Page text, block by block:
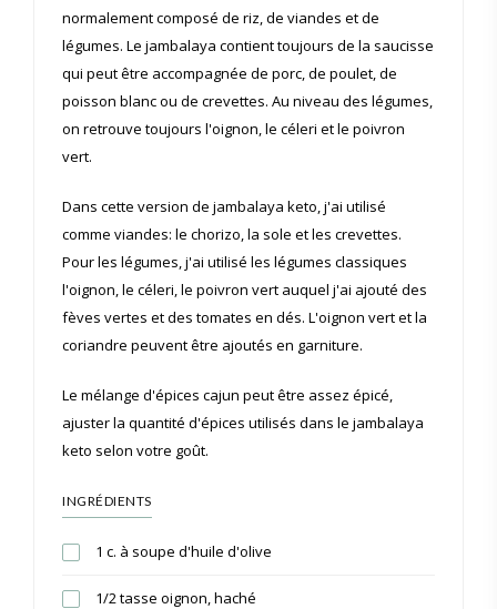
normalement composé de riz, de viandes et de
légumes. Le jambalaya contient toujours de la saucisse
qui peut être accompagnée de porc, de poulet, de
poisson blanc ou de crevettes. Au niveau des légumes,
on retrouve toujours l'oignon, le céleri et le poivron
vert.
Dans cette version de jambalaya keto, j'ai utilisé
comme viandes: le chorizo, la sole et les crevettes.
Pour les légumes, j'ai utilisé les légumes classiques
l'oignon, le céleri, le poivron vert auquel j'ai ajouté des
fèves vertes et des tomates en dés. L'oignon vert et la
coriandre peuvent être ajoutés en garniture.
Le mélange d'épices cajun peut être assez épicé,
ajuster la quantité d'épices utilisés dans le jambalaya
keto selon votre goût.
INGRÉDIENTS
1 c. à soupe d'huile d'olive
1/2 tasse oignon, haché